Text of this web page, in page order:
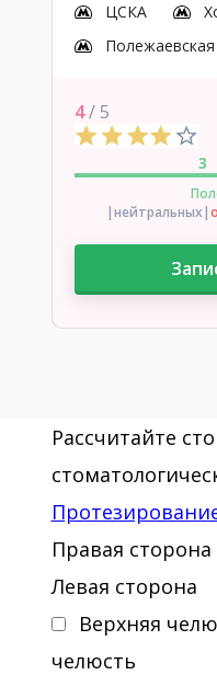
ЦСКА
Полежаевская
4/ 5
3
|нейтральных|
Рассчитайте
Правая сторона
Левая сторона
Верхняя
челюсть